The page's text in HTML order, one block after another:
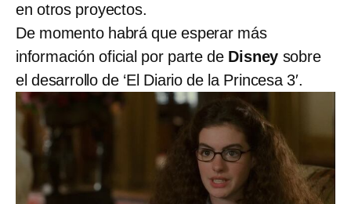
en otros proyectos.
De momento habrá que esperar más
información oficial por parte de Disney sobre
el desarrollo de ‘El Diario de la Princesa 3′.